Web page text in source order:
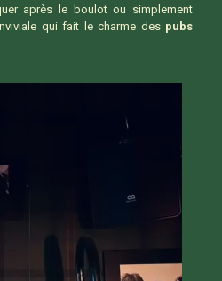
après le boulot ou simplement
qui fait le charme des pubs